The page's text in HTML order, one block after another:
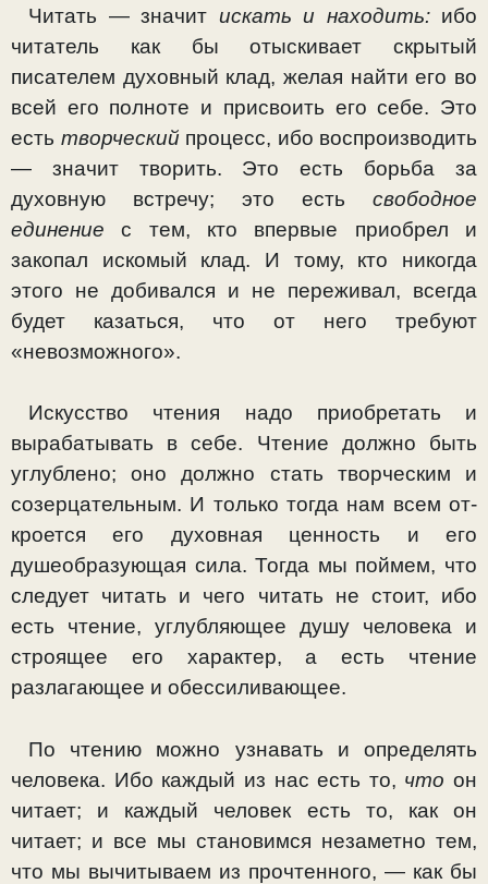
Читать — значит искать и находить:ибо
читатель как бы отыскивает скрытый
писателем духовный клад, желая найти его во
всей его полноте и присвоить его себе. Это
есть творческий процесс, ибо воспроизводить
— значит тво­рить. Это есть борьба за
духовную встречу; это есть свобод­ное
единение с тем, кто впервые приобрел и
закопал иско­мый клад. И тому, кто никогда
этого не добивался и не переживал, всегда
будет казаться, что от него требуют
«невозможного».
Искусство чтения надо приобретать и
вырабатывать в себе. Чтение должно быть
углублено; оно должно стать творческим и
созерцательным. И только тогда нам всем от­
кроется его духовная ценность и его
душеобразующая си­ла. Тогда мы поймем, что
следует читать и чего читать не стоит, ибо
есть чтение, углубляющее душу человека и
строящее его характер, а есть чтение
разлагающее и обес­силивающее.
По чтению можно узнавать и определять
человека. Ибо каждый из нас есть то, что он
читает; и каждый человек есть то, как он
читает; и все мы становимся незаметно тем,
что мы вычитываем из прочтенного, — как бы